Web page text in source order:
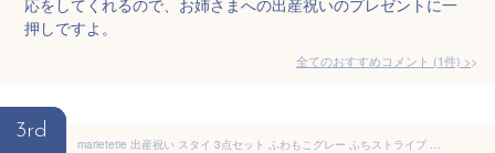
押しですよ。
全てのおすすめコメント (1件) >
3rd
marietetie 出産祝い スタイ 3点セット ふわもこグレー ふちストライプ プリントスタイ 女の子 名入れ 刺繍 ギフトセット おしゃれ